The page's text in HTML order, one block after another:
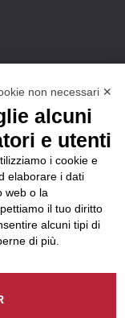
non necessari ✕
alcuni
e utenti
i cookie e
elaborare i dati
web o la
il tuo diritto
alcuni tipi di
di più.